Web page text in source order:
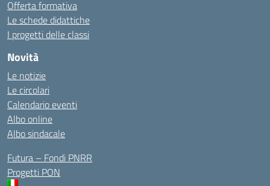
Offerta formativa
Le schede didattiche
I progetti delle classi
Novità
Le notizie
Le circolari
Calendario eventi
Albo online
Albo sindacale
Futura – Fondi PNRR
Progetti PON